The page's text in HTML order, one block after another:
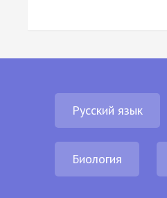
Русский язык
Биология